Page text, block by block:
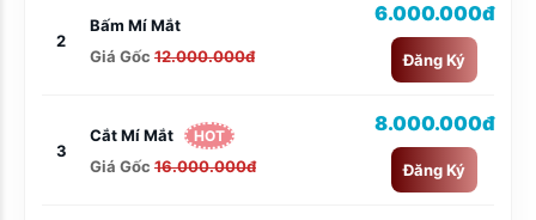
2
Bấm Mí Mắt
Giá Gốc 12.000.000đ
6.000.000đ
Đăng Ký
3
Cắt Mí Mắt HOT
Giá Gốc 16.000.000đ
8.000.000đ
Đăng Ký